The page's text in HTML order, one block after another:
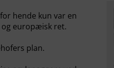
hende kun var en
europæisk ret.
plan.